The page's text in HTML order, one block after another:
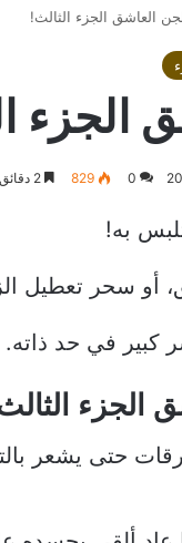
العاشق الجزء الثالث!
الجزء
0
829 2 دقائق
به!
أو سحر تعطيل
كبير في حد ذاته.
الجزء
حتى يشعر